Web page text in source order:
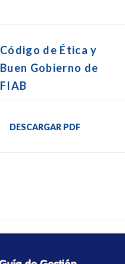
Código de Ética y
Buen Gobierno de
FIAB
DESCARGAR PDF